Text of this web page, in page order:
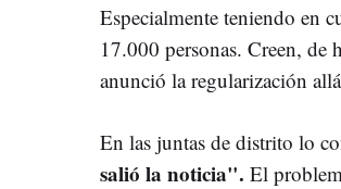
Especialmente teniendo en
17.000 personas. Creen, de
anunció la regularización
En las juntas de distrito lo
salió la noticia". El